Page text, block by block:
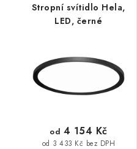
Stropní svítidlo Hela,
LED, černé
od 3 433 Kč bez DPH
od 4 154 Kč